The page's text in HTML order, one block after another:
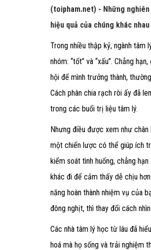
(toipham.net) - Những
hiệu quả của chúng khác
Trong nhiều thập kỷ, ngành
nhóm: “tốt” và “xấu”. Chẳng
hội để mình trưởng thành,
Cách phân chia rạch ròi ấy đã
trong các buổi trị liệu tâm lý.
Nhưng điều được xem như
một chiến lược có thể giúp ích
kiểm soát tình huống, chẳng
khác đi để cảm thấy dễ chịu
năng hoàn thành nhiệm vụ của
đông nghịt, thì thay đổi cách
Các nhà tâm lý học từ lâu đã
hoá mà họ sống và trải nghiệm